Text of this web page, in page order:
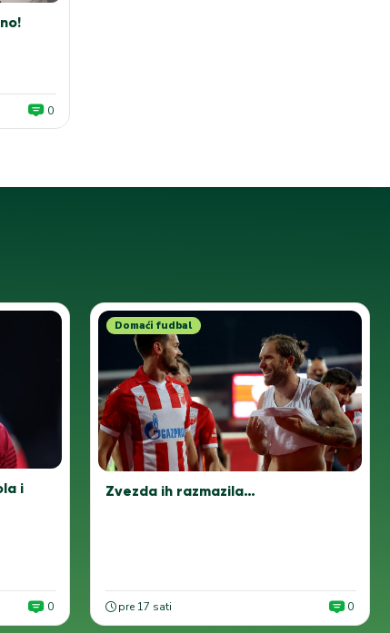
0
i
0
Domaći fudbal
Zvezda ih razmazila…
pre 17 sati 0